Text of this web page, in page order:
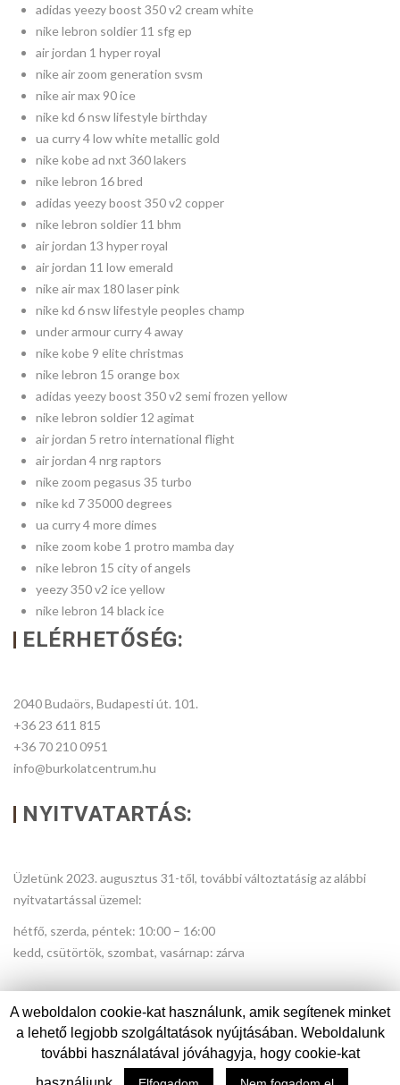
adidas yeezy boost 350 v2 cream white
nike lebron soldier 11 sfg ep
air jordan 1 hyper royal
nike air zoom generation svsm
nike air max 90 ice
nike kd 6 nsw lifestyle birthday
ua curry 4 low white metallic gold
nike kobe ad nxt 360 lakers
nike lebron 16 bred
adidas yeezy boost 350 v2 copper
nike lebron soldier 11 bhm
air jordan 13 hyper royal
air jordan 11 low emerald
nike air max 180 laser pink
nike kd 6 nsw lifestyle peoples champ
under armour curry 4 away
nike kobe 9 elite christmas
nike lebron 15 orange box
adidas yeezy boost 350 v2 semi frozen yellow
nike lebron soldier 12 agimat
air jordan 5 retro international flight
air jordan 4 nrg raptors
nike zoom pegasus 35 turbo
nike kd 7 35000 degrees
ua curry 4 more dimes
nike zoom kobe 1 protro mamba day
nike lebron 15 city of angels
yeezy 350 v2 ice yellow
nike lebron 14 black ice
ELÉRHETŐSÉG:
2040 Budaörs, Budapesti út. 101.
+36 23 611 815
+36 70 210 0951
info@burkolatcentrum.hu
NYITVATARTÁS:
Üzletünk 2023. augusztus 31-től, további változtatásig az alábbi
nyitvatartással üzemel:
hétfő, szerda, péntek: 10:00 – 16:00
kedd, csütörtök, szombat, vasárnap: zárva
© Copyright 2017. Burkolatcentrum
A weboldalon cookie-kat használunk, amik segítenek minket
a lehető legjobb szolgáltatások nyújtásában. Weboldalunk
további használatával jóváhagyja, hogy cookie-kat